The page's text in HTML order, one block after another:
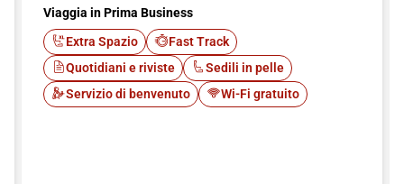
Viaggia in Prima Business
Extra Spazio
Fast Track
Quotidiani e riviste
Sedili in pelle
Servizio di benvenuto
Wi-Fi gratuito